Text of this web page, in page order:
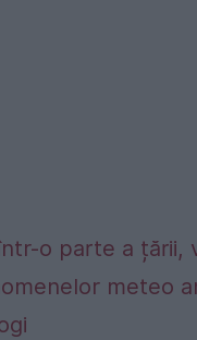
o parte a țării,
meteo